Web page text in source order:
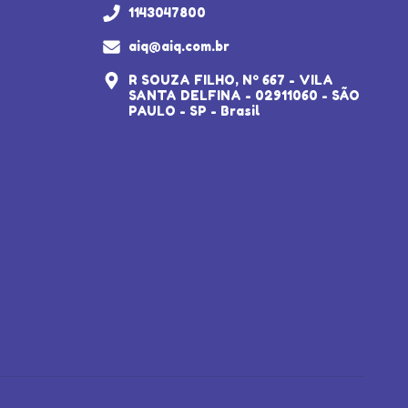
1143047800
aiq@aiq.com.br
R SOUZA FILHO, Nº 667 - VILA
SANTA DELFINA - 02911060 - SÃO
PAULO - SP - Brasil